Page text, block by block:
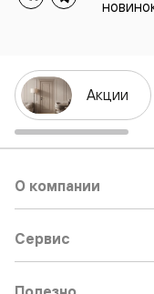
Акции
О компании
Сервис